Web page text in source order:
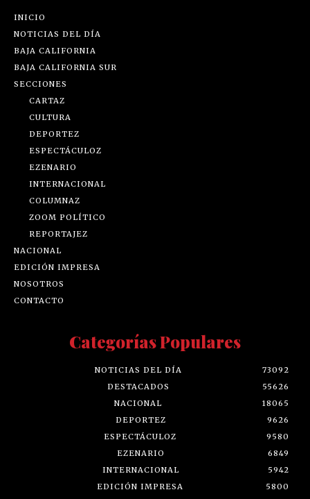
INICIO
NOTICIAS DEL DÍA
BAJA CALIFORNIA
BAJA CALIFORNIA SUR
SECCIONES
CARTAZ
CULTURA
DEPORTEZ
ESPECTÁCULOZ
EZENARIO
INTERNACIONAL
COLUMNAZ
ZOOM POLÍTICO
REPORTAJEZ
NACIONAL
EDICIÓN IMPRESA
NOSOTROS
CONTACTO
Categorías Populares
NOTICIAS DEL DÍA
73092
DESTACADOS
55626
NACIONAL
18065
DEPORTEZ
9626
ESPECTÁCULOZ
9580
EZENARIO
6849
INTERNACIONAL
5942
EDICIÓN IMPRESA
5800